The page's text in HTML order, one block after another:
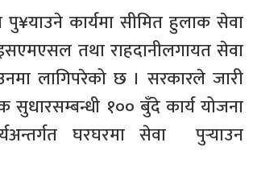
पु¥याउने कार्यमा सीमित हुलाक सेवा
तथा राहदानीलगायत सेवा
लागिपरेको छ । सरकारले जारी
सुधारसम्बन्धी १०० बुँदे कार्य योजना
घरघरमा सेवा पुर्‍याउन